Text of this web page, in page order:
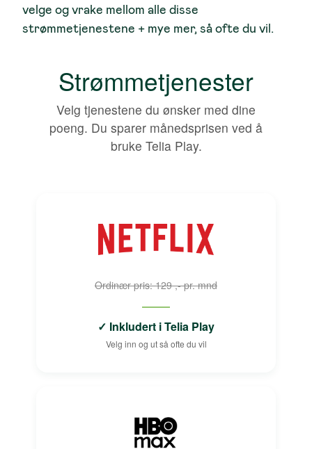
velge og vrake mellom alle disse
strømmetjenestene + mye mer, så ofte du vil.
Strømmetjenester
Velg tjenestene du ønsker med dine
poeng. Du sparer månedsprisen ved å
bruke Telia Play.
Ordinær pris: 129 ,- pr. mnd
✓ Inkludert i Telia Play
Velg inn og ut så ofte du vil